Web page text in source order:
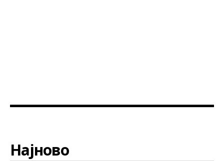
Најново